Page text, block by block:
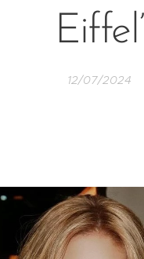
Eiffel’
12/07/2024